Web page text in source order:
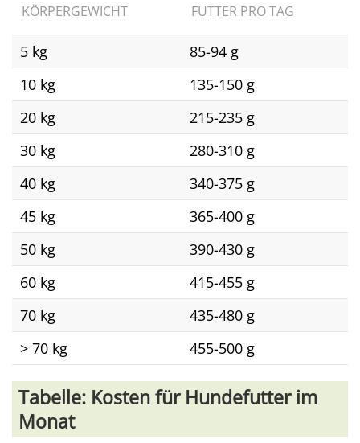
KÖRPERGEWICHT FUTTER PRO TAG
5 kg
85-94 g
10 kg
135-150 g
20 kg
215-235 g
30 kg
280-310 g
40 kg
340-375 g
45 kg
365-400 g
50 kg
390-430 g
60 kg
415-455 g
70 kg
435-480 g
> 70 kg
455-500 g
Tabelle: Kosten für Hundefutter im
Monat